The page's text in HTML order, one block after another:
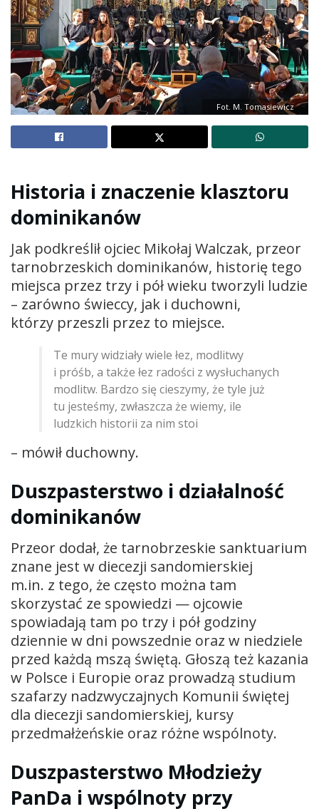
Fot. M. Tomasiewicz
Historia i znaczenie klasztoru
dominikanów
Jak podkreślił ojciec Mikołaj Walczak, przeor
tarnobrzeskich dominikanów, historię tego
miejsca przez trzy i pół wieku tworzyli ludzie
– zarówno świeccy, jak i duchowni,
którzy przeszli przez to miejsce.
Te mury widziały wiele łez, modlitwy
i próśb, a także łez radości z wysłuchanych
modlitw. Bardzo się cieszymy, że tyle już
tu jesteśmy, zwłaszcza że wiemy, ile
ludzkich historii za nim stoi
– mówił duchowny.
Duszpasterstwo i działalność
dominikanów
Przeor dodał, że tarnobrzeskie sanktuarium
znane jest w diecezji sandomierskiej
m.in. z tego, że często można tam
skorzystać ze spowiedzi — ojcowie
spowiadają tam po trzy i pół godziny
dziennie w dni powszednie oraz w niedziele
przed każdą mszą świętą. Głoszą też kazania
w Polsce i Europie oraz prowadzą studium
szafarzy nadzwyczajnych Komunii świętej
dla diecezji sandomierskiej, kursy
przedmałżeńskie oraz różne wspólnoty.
Duszpasterstwo Młodzieży
PanDa i wspólnoty przy